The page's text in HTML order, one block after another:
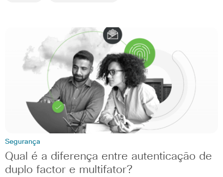
Segurança
Qual é a diferença entre autenticação de
duplo factor e multifator?